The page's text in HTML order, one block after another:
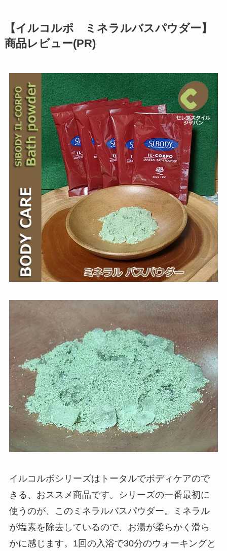
【イルコルポ ミネラルバスパウダー】
商品レビュー(PR)
イルコルボシリーズはトータルでボディケアので
きる、おススメ商品です。シリーズの一番最初に
使うのが、このミネラルバスパウダー。ミネラル
が塩素を除去しているので、お湯が柔らかく滑ら
かに感じます。1回の入浴で30分のウォーキングと